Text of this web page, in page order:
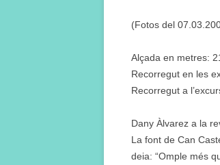
(Fotos del
Alçada en metres:
Recorregut en les
Recorregut a
Dany Àlvarez a la
La font de Can
deia: “Omple més